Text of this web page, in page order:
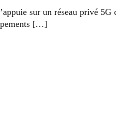
sur un réseau privé 5G